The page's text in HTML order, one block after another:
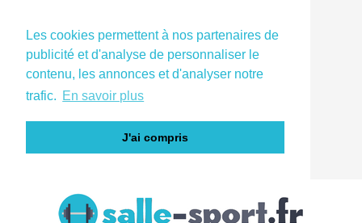
Les cookies permettent à nos partenaires de
publicité et d'analyse de personnaliser le
contenu, les annonces et d'analyser notre
trafic. En savoir plus
J'ai compris